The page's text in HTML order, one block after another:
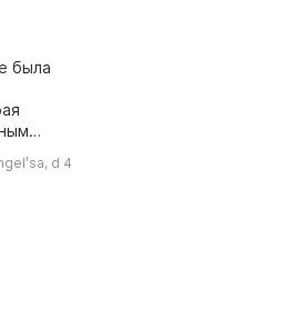
была
Турунов и
d 4